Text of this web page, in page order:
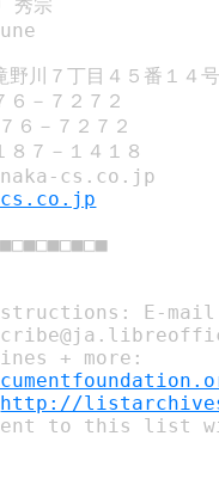
秀宗
川７丁目４５番１４
－７２７２
６－７２７２
７－１４１８
E-
http://
sent to this list